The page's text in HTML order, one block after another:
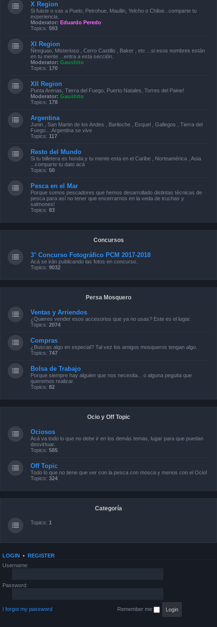
X Region
Si fuiste o vas a Puelo, Petrohue, Maullin, Yelcho o Chiloe...comparte tu
experiencia.
Moderator: Eduardo Peredo
Topics: 593
XI Region
Ñireguao, Misterioso , Cerro Castillo , Baker , etc ...si esos nombres están
en tu mente ...entra a esta sección.
Moderator: Gaushito
Topics: 170
XII Region
Punta Arenas, Tierra del Fuego, Puerto Natales, Torres del Paine!
Moderator: Gaushito
Topics: 178
Argentina
Junin , San Martin de los Andes , Bariloche , Esquel , Gallegos , Tierra del
Fuego....Argentina se vive
Topics: 117
Resto del Mundo
Si tu billetera es honda y tu mente esta en el Caribe , Norteamérica , Asia
...comparte tu dato acá
Topics: 50
Pesca en el Mar
Porque somos pescadores que hemos desarrollado distintas técnicas de
pesca para así no tener que encerrarnos en la veda de truchas y
salmones!
Topics: 83
Concursos
3° Concurso Fotográfico PCM 2017-2018
Acá se irán publicando las fotos en concurso.
Topics: 9032
Persa Mosquero
Ventas y Arriendos
¿Quieres vender esos accesorios que ya no usas? Este es el lugar.
Topics: 2074
Compras
¿Buscas algo en especial? Tal vez los amigos mosqueros tengan algo.
Topics: 747
Bolsa de Trabajo
Porque siempre hay alguien que nos necesita... o alguna peguita que
queremos realizar.
Topics: 82
Ocio y Off Topic
Ociosos
Acá va todo lo que no debe ir en los demás temas, lugar para que puedan
desvirtuar.
Topics: 585
Off Topic
Todo lo que no tiene que ver con la pesca con mosca y menos con el Ocio!
Topics: 324
Categoría
Topics: 1
LOGIN • REGISTER
Username:
Password:
I forgot my password Remember me